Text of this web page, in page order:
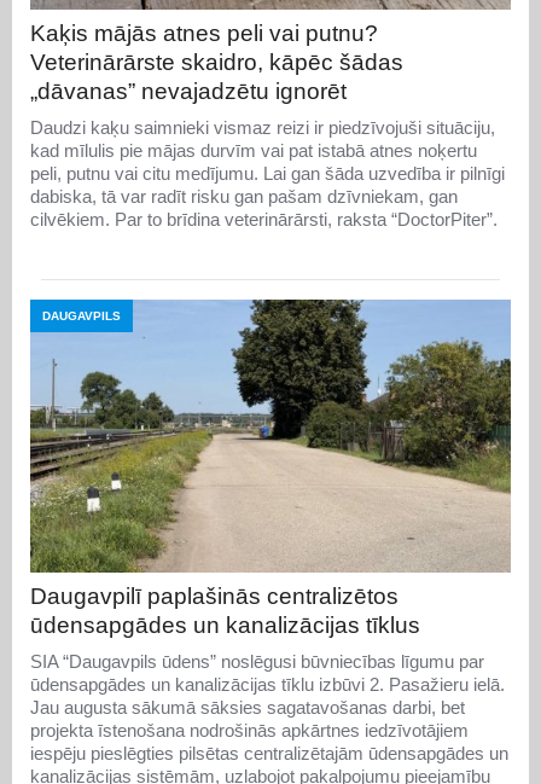
Kaķis mājās atnes peli vai putnu?
Veterinārārste skaidro, kāpēc šādas
„dāvanas” nevajadzētu ignorēt
Daudzi kaķu saimnieki vismaz reizi ir piedzīvojuši situāciju,
kad mīlulis pie mājas durvīm vai pat istabā atnes noķertu
peli, putnu vai citu medījumu. Lai gan šāda uzvedība ir pilnīgi
dabiska, tā var radīt risku gan pašam dzīvniekam, gan
cilvēkiem. Par to brīdina veterinārārsti, raksta “DoctorPiter”.
DAUGAVPILS
Daugavpilī paplašinās centralizētos
ūdensapgādes un kanalizācijas tīklus
SIA “Daugavpils ūdens” noslēgusi būvniecības līgumu par
ūdensapgādes un kanalizācijas tīklu izbūvi 2. Pasažieru ielā.
Jau augusta sākumā sāksies sagatavošanas darbi, bet
projekta īstenošana nodrošinās apkārtnes iedzīvotājiem
iespēju pieslēgties pilsētas centralizētajām ūdensapgādes un
kanalizācijas sistēmām, uzlabojot pakalpojumu pieejamību